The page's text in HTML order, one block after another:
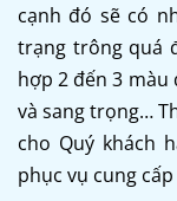
cạnh đó sẽ có
trạng trông quá
hợp 2 đến 3
và sang trọng…
cho Quý khách
phục vụ cung cấp